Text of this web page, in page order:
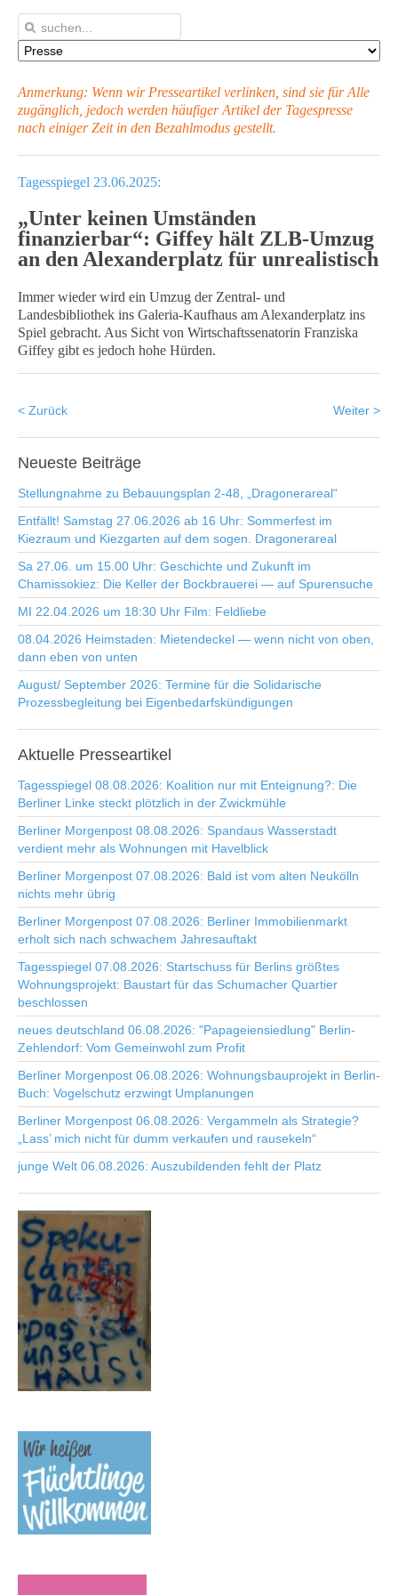
Anmerkung: Wenn wir Presseartikel verlinken, sind sie für Alle
zugänglich, jedoch werden häufiger Artikel der Tagespresse
nach einiger Zeit in den Bezahlmodus gestellt.
Tagesspiegel 23.06.2025:
„Unter keinen Umständen
finanzierbar“: Giffey hält ZLB-Umzug
an den Alexanderplatz für unrealistisch
Immer wieder wird ein Umzug der Zentral- und
Landesbibliothek ins Galeria-Kaufhaus am Alexanderplatz ins
Spiel gebracht. Aus Sicht von Wirtschaftssenatorin Franziska
Giffey gibt es jedoch hohe Hürden.
< Zurück Weiter >
Neueste Beiträge
Stellungnahme zu Bebauungsplan 2-48, „Dragonerareal“
Entfällt! Samstag 27.06.2026 ab 16 Uhr: Sommerfest im
Kiezraum und Kiezgarten auf dem sogen. Dragonerareal
Sa 27.06. um 15.00 Uhr: Geschichte und Zukunft im
Chamissokiez: Die Keller der Bockbrauerei — auf Spurensuche
MI 22.04.2026 um 18:30 Uhr Film: Feldliebe
08.04.2026 Heimstaden: Mietendeckel — wenn nicht von oben,
dann eben von unten
August/ September 2026: Termine für die Solidarische
Prozessbegleitung bei Eigenbedarfskündigungen
Aktuelle Presseartikel
Tagesspiegel 08.08.2026: Koalition nur mit Enteignung?: Die
Berliner Linke steckt plötzlich in der Zwickmühle
Berliner Morgenpost 08.08.2026: Spandaus Wasserstadt
verdient mehr als Wohnungen mit Havelblick
Berliner Morgenpost 07.08.2026: Bald ist vom alten Neukölln
nichts mehr übrig
Berliner Morgenpost 07.08.2026: Berliner Immobilienmarkt
erholt sich nach schwachem Jahresauftakt
Tagesspiegel 07.08.2026: Startschuss für Berlins größtes
Wohnungsprojekt: Baustart für das Schumacher Quartier
beschlossen
neues deutschland 06.08.2026: "Papageiensiedlung" Berlin-
Zehlendorf: Vom Gemeinwohl zum Profit
Berliner Morgenpost 06.08.2026: Wohnungsbauprojekt in Berlin-
Buch: Vogelschutz erzwingt Umplanungen
Berliner Morgenpost 06.08.2026: Vergammeln als Strategie?
„Lass’ mich nicht für dumm verkaufen und rausekeln“
junge Welt 06.08.2026: Auszubildenden fehlt der Platz